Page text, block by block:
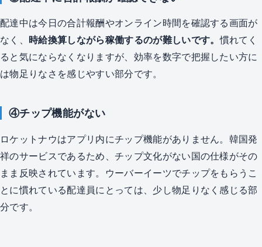
配達中は今日の合計報酬やオンライン時間を確認する画面が
なく、 時給換算しながら稼働するのが難しいです。慣れてく
ると気にならなくなりますが、効率を数字で把握したい方に
は物足りなさを感じやすい部分です。
④チップ機能がない
ロケットナウはアプリ内にチップ機能がありません。韓国発
祥のサービスであるため、チップ文化がない国の仕様がその
まま反映されています。ウーバーイーツでチップをもらうこ
とに慣れている配達員にとっては、少し物足りなく感じる部
分です。